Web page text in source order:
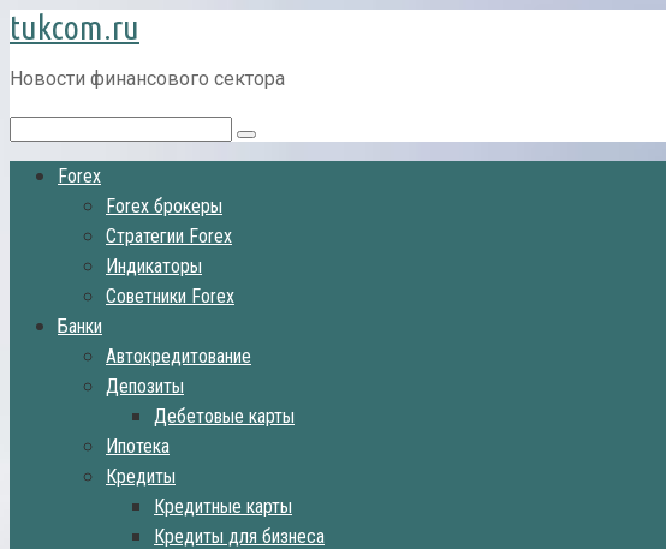
Перейти
к
контенту
tukcom.ru
Новости финансового сектора
Поиск:
Forex
Forex брокеры
Стратегии Forex
Индикаторы
Советники Forex
Банки
Автокредитование
Депозиты
Дебетовые карты
Ипотека
Кредиты
Кредитные карты
Кредиты для бизнеса